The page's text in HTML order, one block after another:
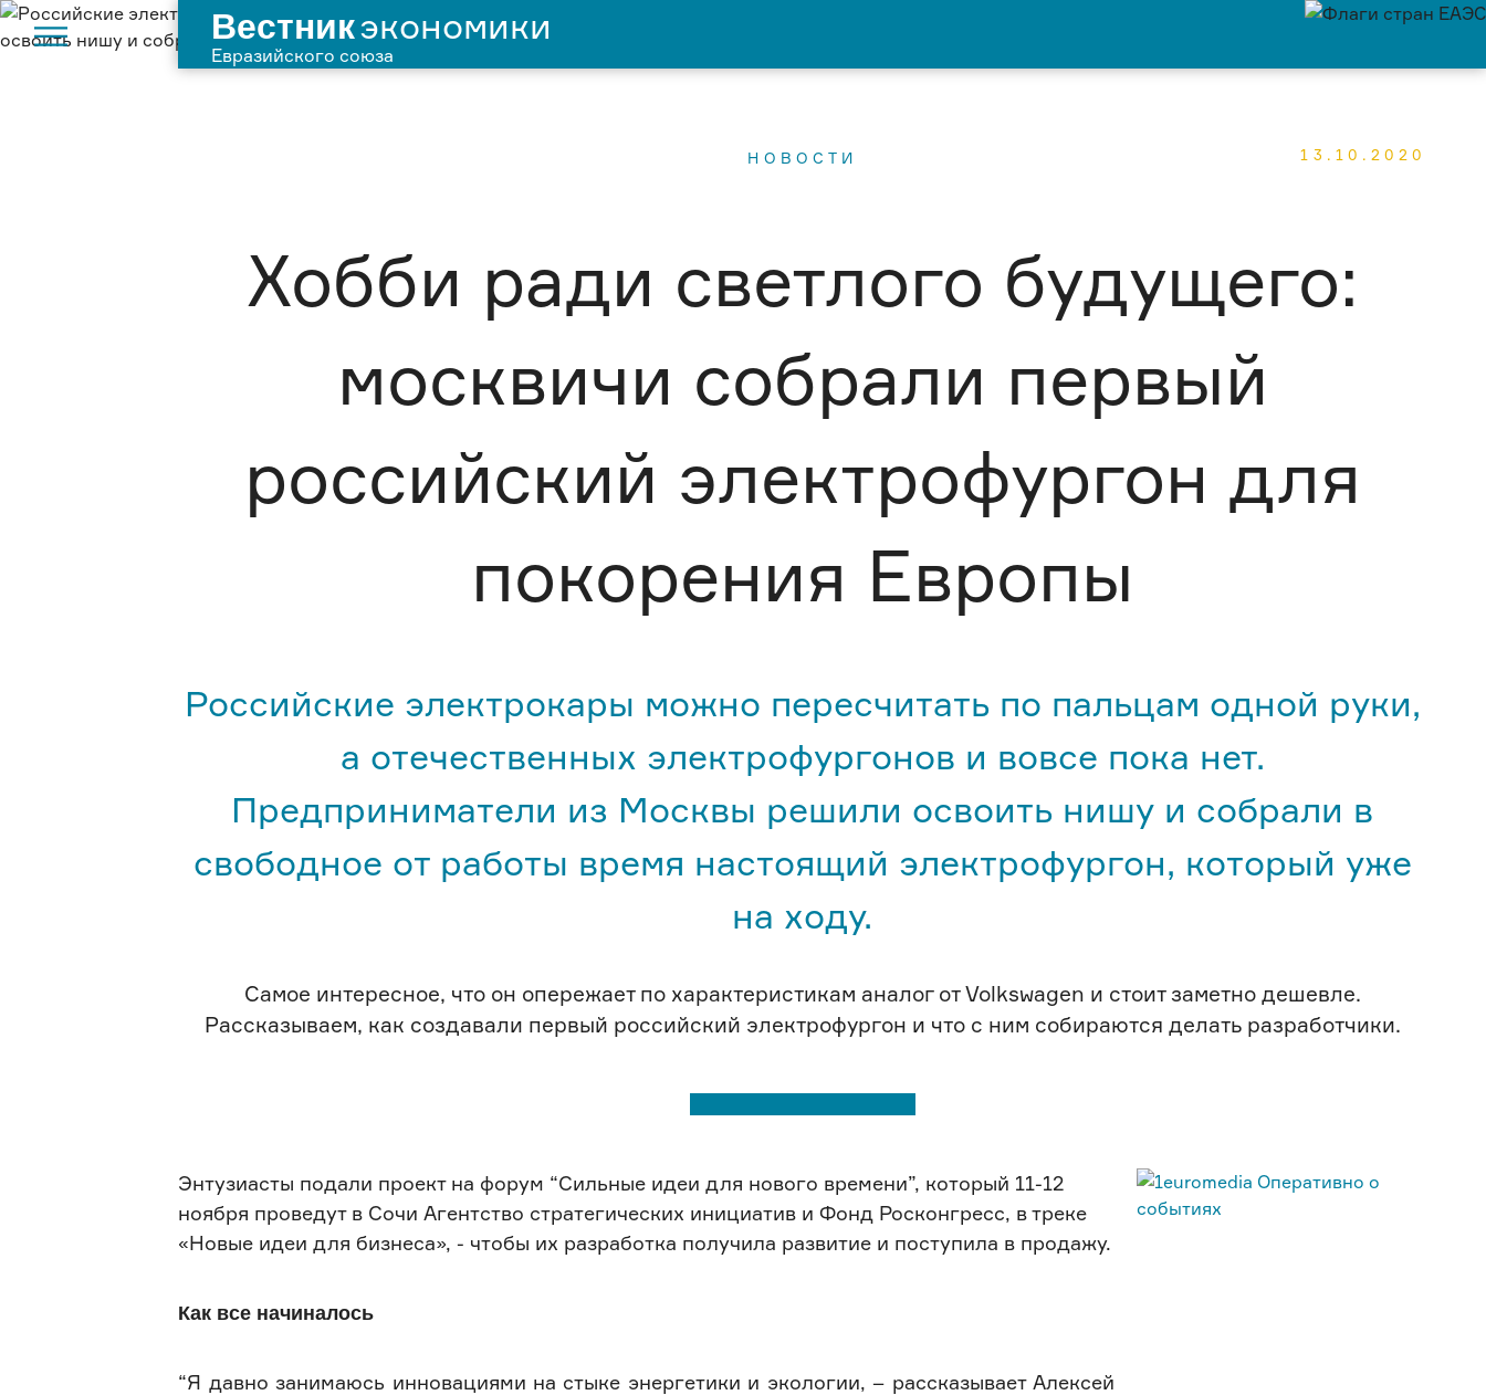
Вестникэкономики
Евразийского союза
НОВОСТИ 13.10.2020
Хобби ради светлого будущего:
москвичи собрали первый
российский электрофургон для
покорения Европы
Российские электрокары можно пересчитать по пальцам одной руки,
а отечественных электрофургонов и вовсе пока нет.
Предприниматели из Москвы решили освоить нишу и собрали в
свободное от работы время настоящий электрофургон, который уже
на ходу.
Самое интересное, что он опережает по характеристикам аналог от Volkswagen и стоит заметно дешевле.
Рассказываем, как создавали первый российский электрофургон и что с ним собираются делать разработчики.
Энтузиасты подали проект на форум “Сильные идеи для нового времени”, который 11-12
ноября проведут в Сочи Агентство стратегических инициатив и Фонд Росконгресс, в треке
«Новые идеи для бизнеса», - чтобы их разработка получила развитие и поступила в продажу.
Как все начиналось
“Я давно занимаюсь инновациями на стыке энергетики и экологии, – рассказывает Алексей